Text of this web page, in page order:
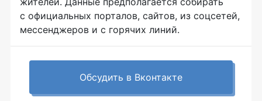
с официальных порталов, сайтов, из соцсетей,
мессенджеров и с горячих линий.
Обсудить в Вконтакте